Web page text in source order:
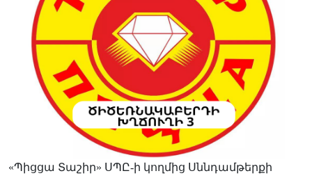
«Պիցցա Տաշիր» ՍՊԸ-ի կողմից Սննդամթերքի